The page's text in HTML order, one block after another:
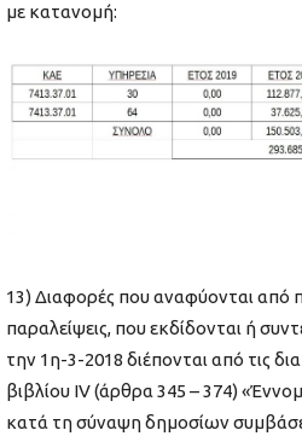
με κατανομή:
13) Διαφορές που αναφύονται από
παραλείψεις, που εκδίδονται ή
την 1η-3-2018 διέπονται από τις
βιβλίου IV (άρθρα 345 – 374)
κατά τη σύναψη δημοσίων